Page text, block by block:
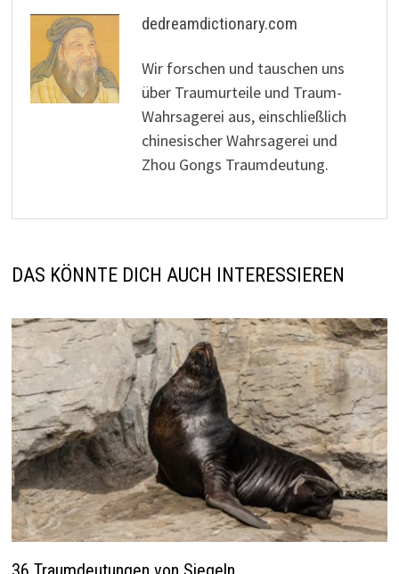
dedreamdictionary.com
Wir forschen und tauschen uns
über Traumurteile und Traum-
Wahrsagerei aus, einschließlich
chinesischer Wahrsagerei und
Zhou Gongs Traumdeutung.
DAS KÖNNTE DICH AUCH INTERESSIEREN